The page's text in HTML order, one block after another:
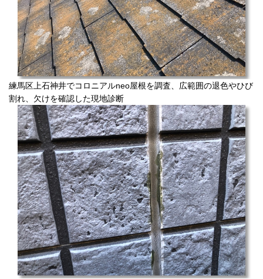
練馬区上石神井でコロニアルneo屋根を調査、広範囲の退色やひび
割れ、欠けを確認した現地診断